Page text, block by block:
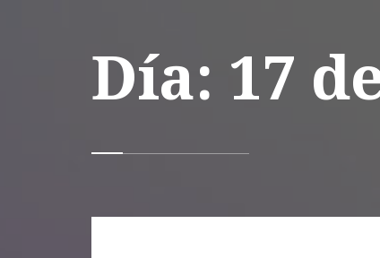
Día: 17